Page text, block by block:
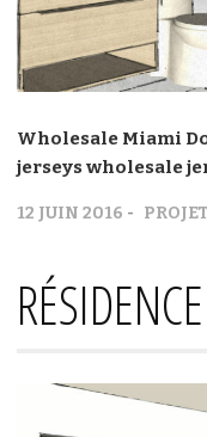
Wholesale Miami
jerseyswholesale
12 JUIN 2016